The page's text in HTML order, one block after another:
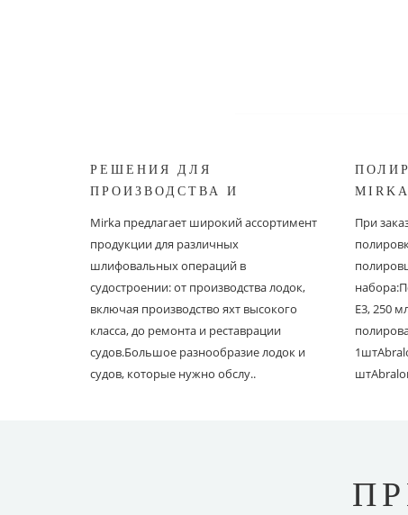
РЕШЕНИЯ ДЛЯ
ПРОИЗВОДСТВА И
Mirka предлагает широкий ассортимент
продукции для различных
шлифовальных операций в
судостроении: от производства лодок,
включая производство яхт высокого
класса, до ремонта и реставрации
судов.Большое разнообразие лодок и
судов, которые нужно обслу..
MIRKA
При
E3, 250